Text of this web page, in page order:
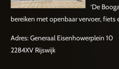
‘De
bereiken met openbaar vervoer, fiets
Adres: Generaal Eisenhowerplein 10
2284XV Rijswijk